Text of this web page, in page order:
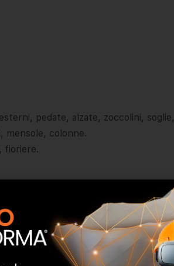
pedate, alzate, zoccolini, soglie,
mensole, colonne.
fioriere.